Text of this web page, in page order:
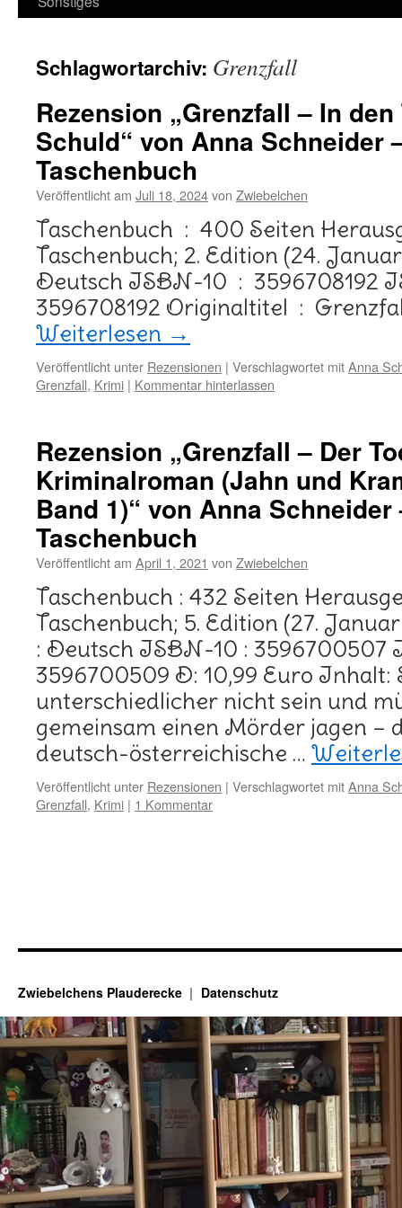
Schlagwortarchiv: Grenzfall
Rezension „Grenzfall – In
Schuld“ von Anna Schneider
Taschenbuch
Veröffentlicht am Juli 18, 2024von Zwiebelchen
Taschenbuch ‏ : ‎ 400 Seiten Herausgeber ‏ : ‎ FISCHER
Taschenbuch; 2. Edition (24. Januar
Deutsch ISBN-10 ‏ : ‎ 3596708192 ISBN-13 ‏ : ‎ 978-
3596708192
Weiterlesen →
Veröffentlicht unter Rezensionen | Verschlagwortet mitAnna
Grenzfall, Krimi | Kommentar hinterlassen
Rezension „Grenzfall – Der
Kriminalroman (Jahn und
Band 1)“ von Anna Schneider
Taschenbuch
Veröffentlicht am April 1, 2021 von Zwiebelchen
Taschenbuch : 432 Seiten
Taschenbuch; 5. Edition (27.
: Deutsch ISBN-10 : 3596700507
3596700509 D: 10,99 Euro Inhalt:
unterschiedlicher nicht sein und
gemeinsam einen Mörder jagen –
deutsch-österreichische …
Veröffentlicht unter Rezensionen | Verschlagwortet mitAnna
Grenzfall, Krimi | 1 Kommentar
Zwiebelchens Plauderecke Datenschutz